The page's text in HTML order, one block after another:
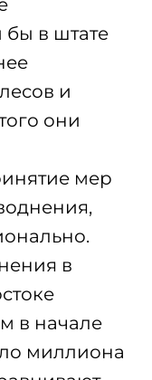
в штате
и
они
мер
в
в начале
миллиона